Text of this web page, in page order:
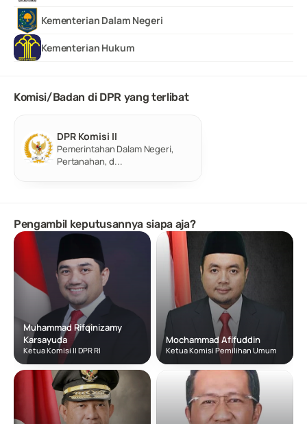
Kementerian Dalam Negeri
Kementerian Hukum
Komisi/Badan di DPR yang terlibat
DPR Komisi II
Pemerintahan Dalam Negeri,
Pertanahan, d...
Pengambil keputusannya siapa aja?
Muhammad Rifqinizamy
Karsayuda
Ketua Komisi II DPR RI
Mochammad Afifuddin
Ketua Komisi Pemilihan Umum